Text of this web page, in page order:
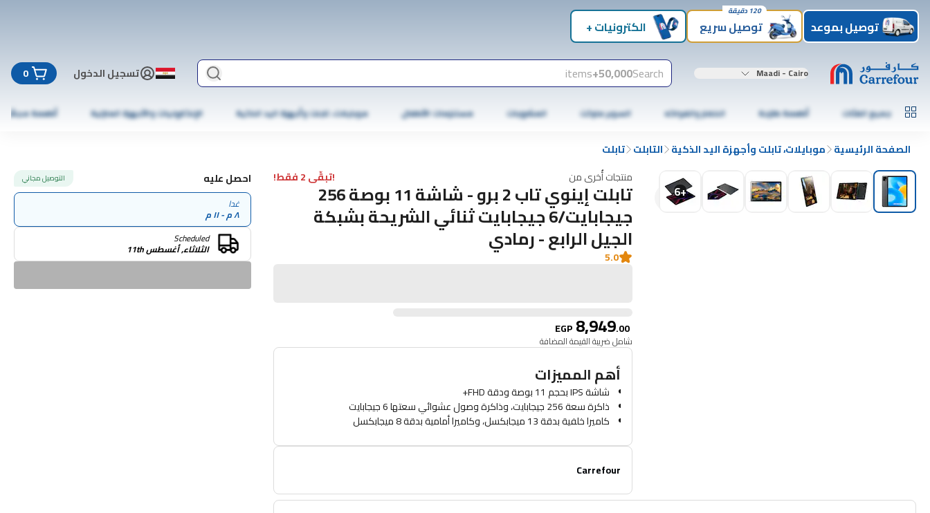
توصيل بموعد توصيل سريع
120 دقيقة
الكترونيات +
Maadi - Cairo
Search
50,000+
items تسجيل الدخول 0
جميع الفئات أطعمة طازجة الخضار والفواكه السوبر ماركت المشروبات مستلزمات الأطفال موبايلات، تابلت وأجهزة اليد الذكية الإلكترونيات والأجهزة المنزلية أطعمة مجمّدة
الصفحة الرئيسية موبايلات، تابلت وأجهزة اليد الذكية التابلت تابلت
+
6
منتجات أُخرى من !تبقّى 2 فقط!
تابلت إينوي تاب 2 برو - شاشة 11 بوصة 256
جيجابايت/6 جيجابايت ثنائي الشريحة بشبكة
الجيل الرابع - رمادي
5.0
EGP 8,949.00
شامل ضريبة القيمة المضافة
أهم المميزات
شاشة IPS بحجم 11 بوصة ودقة FHD+
ذاكرة سعة 256 جيجابايت، وذاكرة وصول عشوائي سعتها 6 جيجابايت
كاميرا خلفية بدقة 13 ميجابكسل، وكاميرا أمامية بدقة 8 ميجابكسل
بطارية 7000 مللي أمبير، الجيل الرابع
Carrefour
احصل عليه التوصيل مجاني
غدا
٨ م - ١١ م
Scheduled
الثلاثاء, أغسطس 11th